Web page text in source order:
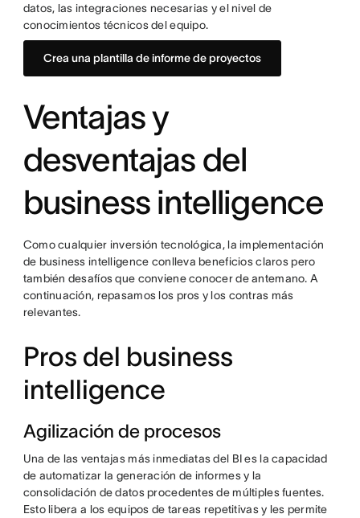
datos, las integraciones necesarias y el nivel de
conocimientos técnicos del equipo.
Crea una plantilla de informe de proyectos
Ventajas y
desventajas del
business intelligence
Como cualquier inversión tecnológica, la implementación
de business intelligence conlleva beneficios claros pero
también desafíos que conviene conocer de antemano. A
continuación, repasamos los pros y los contras más
relevantes.
Pros del business
intelligence
Agilización de procesos
Una de las ventajas más inmediatas del BI es la capacidad
de automatizar la generación de informes y la
consolidación de datos procedentes de múltiples fuentes.
Esto libera a los equipos de tareas repetitivas y les permite